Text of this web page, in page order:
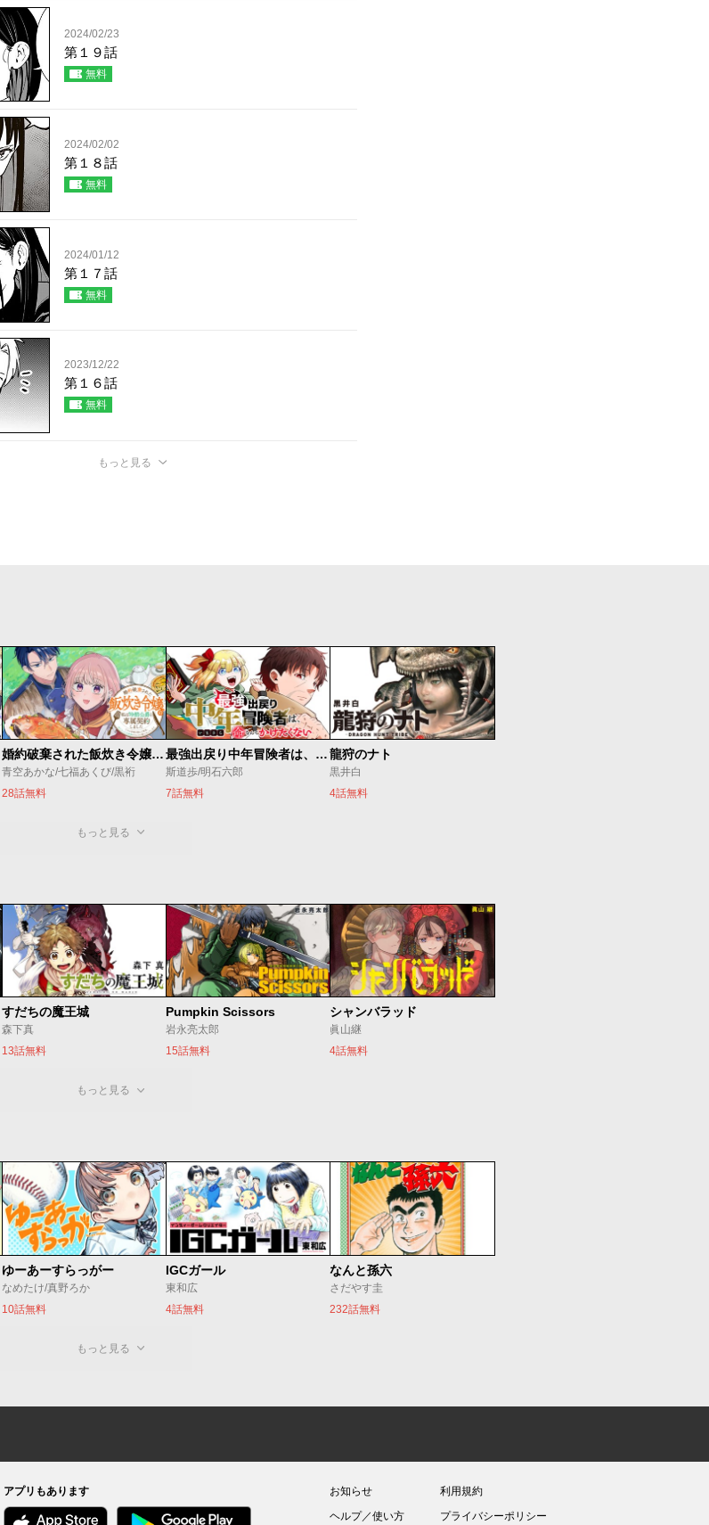
2024/02/23
第１９話
無料
2024/02/02
第１８話
無料
2024/01/12
第１７話
無料
2023/12/22
第１６話
無料
もっと見る
婚約破棄された飯炊き令嬢の私は冷酷公爵と専属契約しました～ですが胃袋を掴んだ結果、冷たかった公爵様がどんどん優しくなっています～
青空あかな/七福あくび/黒裄
28話無料
最強出戻り中年冒険者は、今さら命なんてかけたくない
斯道歩/明石六郎
7話無料
龍狩のナト
黒井白
4話無料
もっと見る
すだちの魔王城
森下真
13話無料
Pumpkin Scissors
岩永亮太郎
15話無料
シャンバラッド
眞山継
4話無料
もっと見る
ゆーあーすらっがー
なめたけ/真野ろか
10話無料
IGCガール
東和広
4話無料
なんと孫六
さだやす圭
232話無料
もっと見る
アプリもあります
お知らせ
ヘルプ／使い方
利用規約
プライバシーポリシー